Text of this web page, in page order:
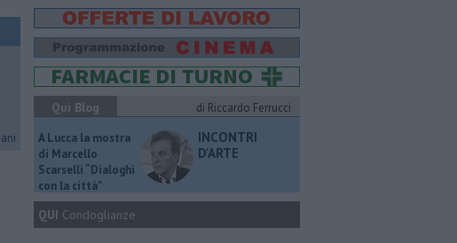
Qui Blog
di Riccardo Ferrucci
A Lucca la mostra
di Marcello
Scarselli “Dialoghi
con la città"
INCONTRI
D'ARTE
QUI Condoglianze